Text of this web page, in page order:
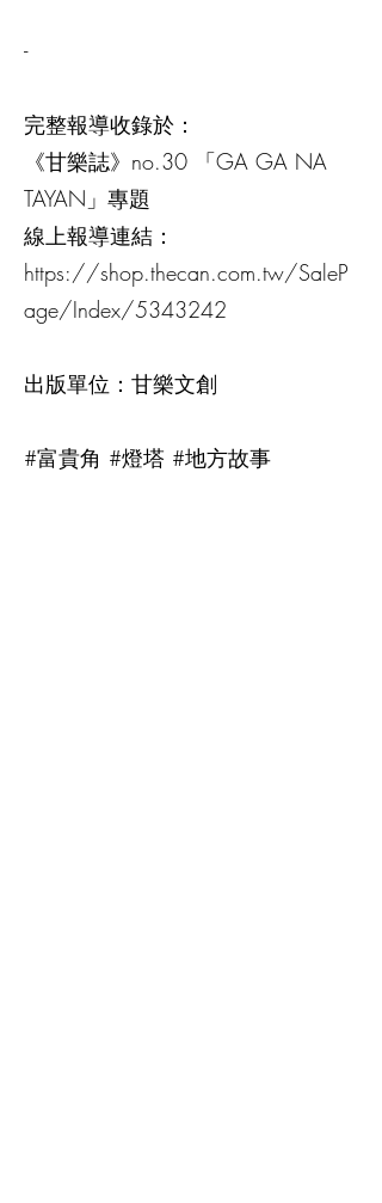
-
完整報導收錄於：
《甘樂誌》no.30 「GA GA NA
TAYAN」專題
線上報導連結：
https://shop.thecan.com.tw/SaleP
age/Index/5343242
出版單位：甘樂文創
#富貴角 #燈塔 #地方故事